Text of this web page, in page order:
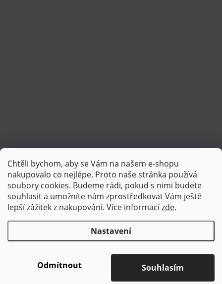
Chtěli bychom, aby se Vám na našem e-shopu
nakupovalo co nejlépe. Proto naše stránka používá
soubory cookies. Budeme rádi, pokud s nimi budete
souhlasit a umožníte nám zprostředkovat Vám ještě
lepší zážitek z nakupování. Více informacízde.
Nastavení
Odmítnout Souhlasím
Sledovat na Instagramu
Copyright 2026Brotex | Kvalitní bytový textil. Všechna práva
Upravit nastavení cookies